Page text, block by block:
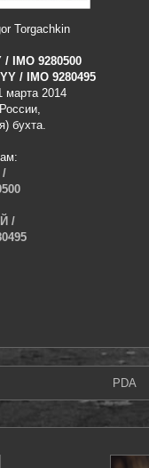
Torgachkin
IMO 9280500
/ IMO 9280495
марта 2014
бухта.
/
/
PDA